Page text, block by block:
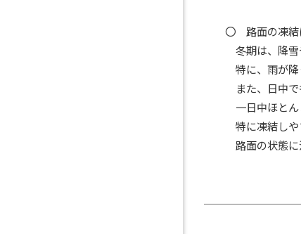
〇 路面の凍結
冬期は、降雪や
特に、雨が降っ
また、日中でも
一日中ほとんど
特に凍結しやす
路面の状態に注